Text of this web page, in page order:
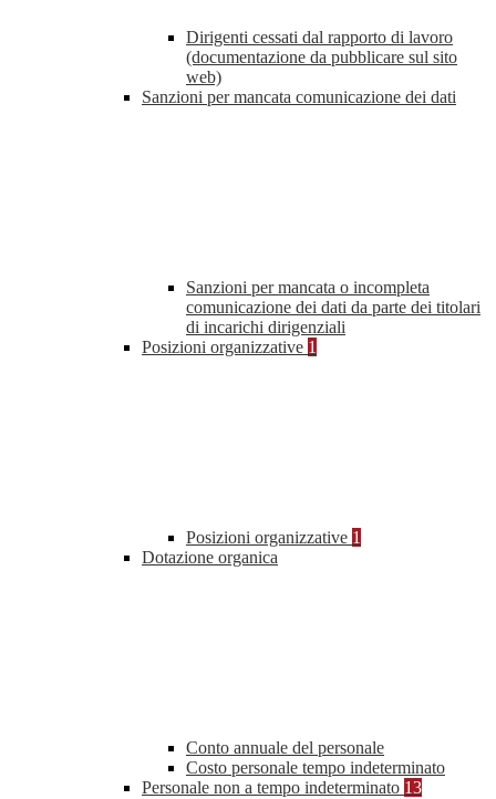
Dirigenti cessati dal rapporto di lavoro
(documentazione da pubblicare sul sito
web)
Sanzioni per mancata comunicazione dei dati
Sanzioni per mancata o incompleta
comunicazione dei dati da parte dei titolari
di incarichi dirigenziali
Posizioni organizzative 1
Posizioni organizzative 1
Dotazione organica
Conto annuale del personale
Costo personale tempo indeterminato
Personale non a tempo indeterminato 13